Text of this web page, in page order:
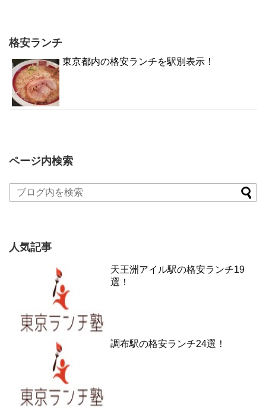
格安ランチ
東京都内の格安ランチを駅別表示！
ページ内検索
人気記事
天王洲アイル駅の格安ランチ19
選！
調布駅の格安ランチ24選！